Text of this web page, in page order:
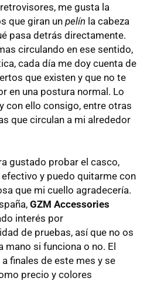
me gusta la
que giran unpelín la cabeza
pasa detrás directamente.
circulando en ese sentido,
cada día me doy cuenta de
que existen y que no te
en una postura normal. Lo
con ello consigo, entre otras
que circulan a mi alrededor
gustado probar el casco,
y puedo quitarme con
que mi cuello agradecería.
GZM Accessories
interés por
de pruebas, así que no os
mano si funciona o no. El
finales de este mes y se
precio y colores